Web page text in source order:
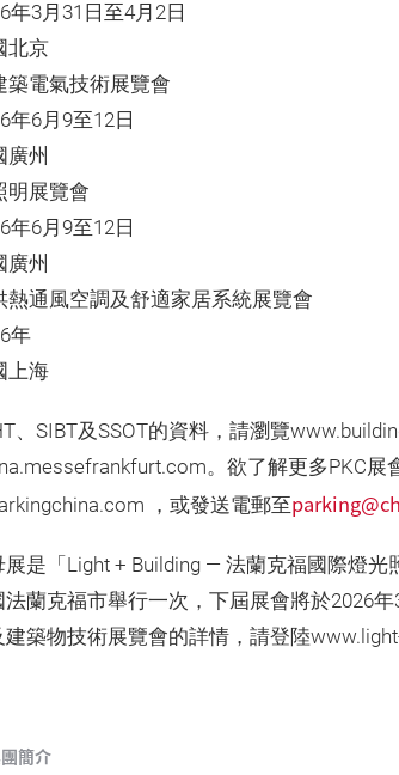
年3月31日至4月2日
北京
築電氣技術展覽會
年6月9至12日
廣州
明展覽會
年6月9至12日
廣州
熱通風空調及舒適家居系統展覽會
年
上海
、SIBT及SSOT的資料，請瀏覽
。欲了解更多PKC展
，或發送電郵至
展是「Light + Building — 法蘭克福國際燈
蘭克福市舉行一次，下屆展會將於2026
築物技術展覽會的詳情，請登陸
簡介